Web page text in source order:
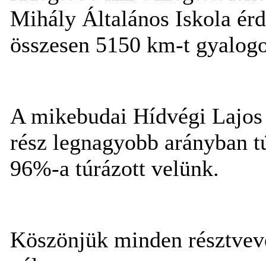
Mihály Általános Iskola
összesen 5150 km-t
A mikebudai Hídvégi
rész legnagyobb arányban
96%-a túrázott velünk.
Köszönjük minden